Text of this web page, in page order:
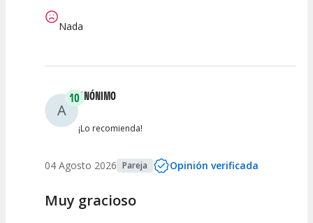
Nada
A
10ANÓNIMO
¡Lo recomienda!
04 Agosto 2026 Pareja Opinión verificada
Muy gracioso